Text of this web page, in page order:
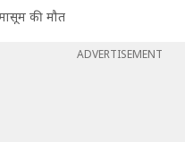
की मौत
ADVERTISEMENT